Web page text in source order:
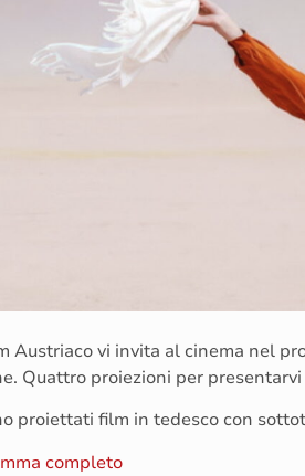
Austriaco vi invita al cinema nel
Quattro proiezioni per
proiettati film in tedesco con
completo